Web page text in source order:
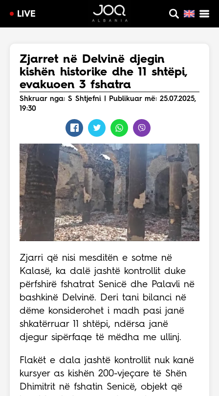
LIVE
Zjarret në Delvinë djegin
kishën historike dhe 11 shtëpi,
evakuoen 3 fshatra
Shkruar nga: S Shtjefni | Publikuar më: 25.07.2025,
19:30
Zjarri që nisi mesditën e sotme në
Kalasë, ka dalë jashtë kontrollit duke
përfshirë fshatrat Senicë dhe Palavli në
bashkinë Delvinë. Deri tani bilanci në
dëme konsiderohet i madh pasi janë
shkatërruar 11 shtëpi, ndërsa janë
djegur sipërfaqe të mëdha me ullinj.
Flakët e dala jashtë kontrollit nuk kanë
kursyer as kishën 200-vjeçare të Shën
Dhimitrit në fshatin Senicë, objekt që